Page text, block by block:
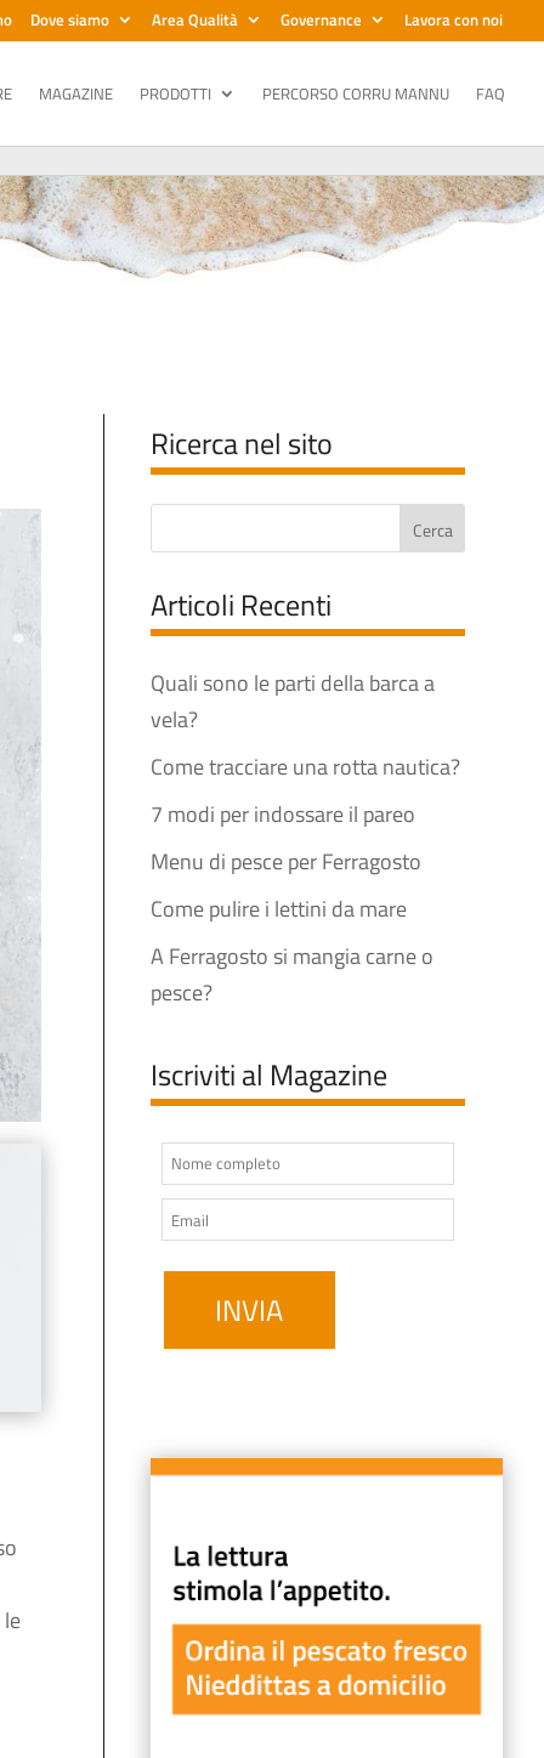
Dove siamo Area Qualità Governance Lavora con noi
MAGAZINE PRODOTTI PERCORSO CORRU MANNU FAQ
Ricerca nel sito
Articoli Recenti
Quali sono le parti della barca a
vela?
Come tracciare una rotta nautica?
7 modi per indossare il pareo
Menu di pesce per Ferragosto
Come pulire i lettini da mare
A Ferragosto si mangia carne o
pesce?
Iscriviti al Magazine